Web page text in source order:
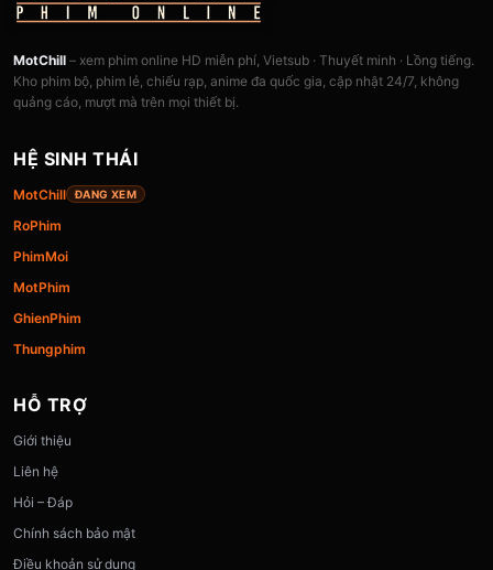
MotChill – xem phim online HD miễn phí, Vietsub · Thuyết minh · Lồng tiếng.
Kho phim bộ, phim lẻ, chiếu rạp, anime đa quốc gia, cập nhật 24/7, không
quảng cáo, mượt mà trên mọi thiết bị.
HỆ SINH THÁI
MotChill ĐANG XEM
RoPhim
PhimMoi
MotPhim
GhienPhim
Thungphim
HỖ TRỢ
Giới thiệu
Liên hệ
Hỏi – Đáp
Chính sách bảo mật
Điều khoản sử dụng